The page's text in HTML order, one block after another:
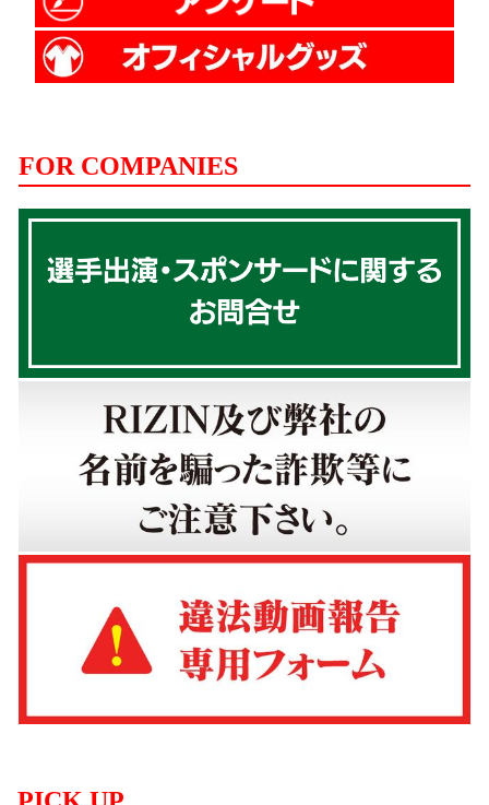
FOR COMPANIES